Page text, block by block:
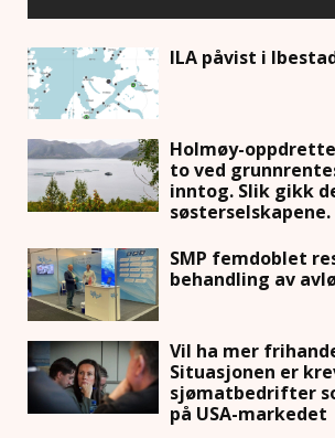
ILA påvist i
Holmøy-
to ved
inntog. Slik gikk
søsterselskapene.
SMP femdoblet
behandling av
Vil ha mer
Situasjonen er
sjømatbedrifter
på USA-markedet